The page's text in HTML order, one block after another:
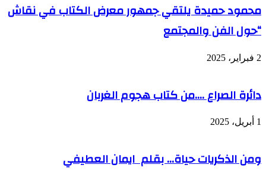
محمود حميدة يلتقي جمهور معرض الكتاب في نقاش
“حول الفن والمجتمع
2 فبراير، 2025
دائرة الصراع ….من كتاب هجوم الغربان
1 أبريل، 2025
ومن الذكريات حياة… بقلم ايمان العطيفي